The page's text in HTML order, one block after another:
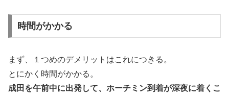
時間がかかる
まず、１つめのデメリットはこれにつきる。
とにかく時間がかかる。
成田を午前中に出発して、ホーチミン到着が深夜に着くこ